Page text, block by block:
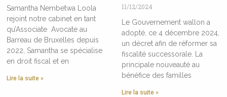
Samantha Nembetwa Loola
rejoint notre cabinet en tant
qu’Associate Avocate au
Barreau de Bruxelles depuis
2022, Samantha se spécialise
en droit fiscal et en
Lire la suite »
11/12/2024
Le Gouvernement wallon a
adopté, ce 4 décembre 2024,
un décret afin de réformer sa
fiscalité successorale. La
principale nouveauté au
bénéfice des familles
Lire la suite »